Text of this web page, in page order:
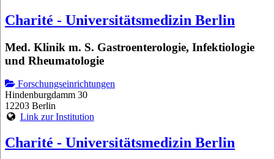
Charité - Universitätsmedizin Berlin
Med. Klinik m. S. Gastroenterologie, Infektiologie
und Rheumatologie
Forschungseinrichtungen
Hindenburgdamm 30
12203 Berlin
Link zur Institution
Charité - Universitätsmedizin Berlin